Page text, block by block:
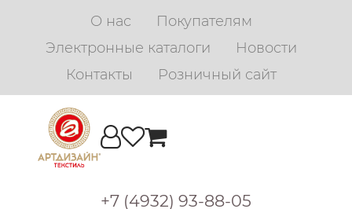
О нас
Покупателям
Электронные каталоги
Новости
Контакты
Розничный сайт
+7 (4932) 93-88-05